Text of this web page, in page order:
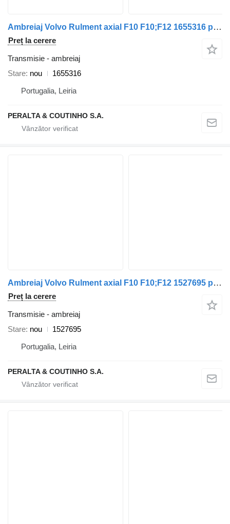
Ambreiaj Volvo Rulment axial F10 F10;F12 1655316 pentru remorcă Volvo
Preț la cerere
Transmisie - ambreiaj
Stare nou
1655316
Portugalia, Leiria
PERALTA & COUTINHO S.A.
Ambreiaj Volvo Rulment axial F10 F10;F12 1527695 pentru remorcă Volvo
Preț la cerere
Transmisie - ambreiaj
Stare nou
1527695
Portugalia, Leiria
PERALTA & COUTINHO S.A.